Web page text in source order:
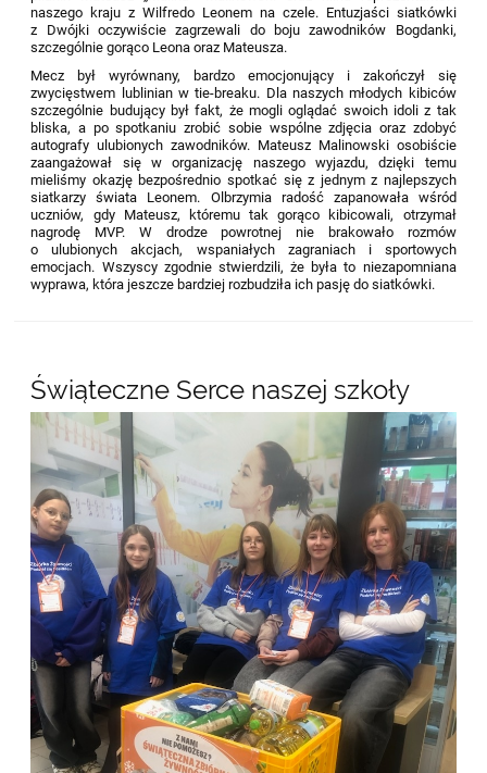
naszego kraju z Wilfredo Leonem na czele. Entuzjaści siatkówki
z Dwójki oczywiście zagrzewali do boju zawodników Bogdanki,
szczególnie gorąco Leona oraz Mateusza.
Mecz był wyrównany, bardzo emocjonujący i zakończył się
zwycięstwem lublinian w tie-breaku. Dla naszych młodych kibiców
szczególnie budujący był fakt, że mogli oglądać swoich idoli z tak
bliska, a po spotkaniu zrobić sobie wspólne zdjęcia oraz zdobyć
autografy ulubionych zawodników. Mateusz Malinowski osobiście
zaangażował się w organizację naszego wyjazdu, dzięki temu
mieliśmy okazję bezpośrednio spotkać się z jednym z najlepszych
siatkarzy świata Leonem. Olbrzymia radość zapanowała wśród
uczniów, gdy Mateusz, któremu tak gorąco kibicowali, otrzymał
nagrodę MVP. W drodze powrotnej nie brakowało rozmów
o ulubionych akcjach, wspaniałych zagraniach i sportowych
emocjach. Wszyscy zgodnie stwierdzili, że była to niezapomniana
wyprawa, która jeszcze bardziej rozbudziła ich pasję do siatkówki.
Świąteczne Serce naszej szkoły